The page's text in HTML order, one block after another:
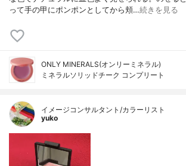
って手の甲にポンポンとしてから頬…続きを見る
ONLY MINERALS(オンリーミネラル)
ミネラルソリッドチーク コンプリート
イメージコンサルタント/カラーリスト
yuko